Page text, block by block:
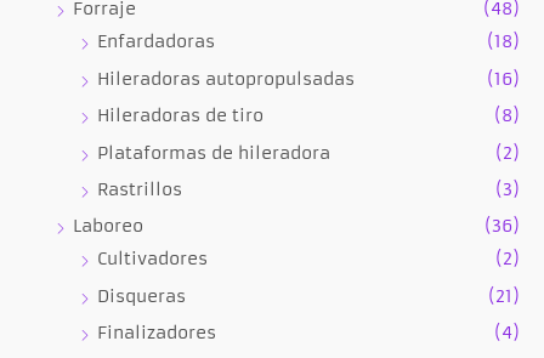
Forraje
(48)
Enfardadoras
(18)
Hileradoras autopropulsadas
(16)
Hileradoras de tiro
(8)
Plataformas de hileradora
(2)
Rastrillos
(3)
Laboreo
(36)
Cultivadores
(2)
Disqueras
(21)
Finalizadores
(4)